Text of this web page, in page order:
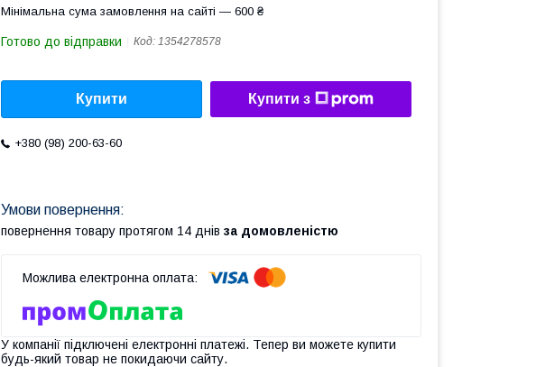
Мінімальна сума замовлення на сайті — 600 ₴
Готово до відправки Код: 1354278578
Купити Купити з
+380 (98) 200-63-60
повернення товару протягом 14 днів за домовленістю
У компанії підключені електронні платежі. Тепер ви можете купити
будь-який товар не покидаючи сайту.